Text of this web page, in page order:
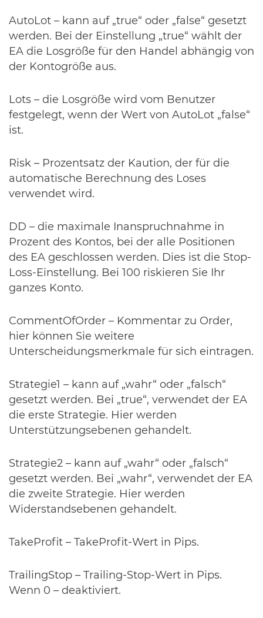
AutoLot – kann auf „true“ oder „false“ gesetzt
werden. Bei der Einstellung „true“ wählt der
EA die Losgröße für den Handel abhängig von
der Kontogröße aus.
Lots – die Losgröße wird vom Benutzer
festgelegt, wenn der Wert von AutoLot „false“
ist.
Risk – Prozentsatz der Kaution, der für die
automatische Berechnung des Loses
verwendet wird.
DD – die maximale Inanspruchnahme in
Prozent des Kontos, bei der alle Positionen
des EA geschlossen werden. Dies ist die Stop-
Loss-Einstellung. Bei 100 riskieren Sie Ihr
ganzes Konto.
CommentOfOrder – Kommentar zu Order,
hier können Sie weitere
Unterscheidungsmerkmale für sich eintragen.
Strategie1 – kann auf „wahr“ oder „falsch“
gesetzt werden. Bei „true“, verwendet der EA
die erste Strategie. Hier werden
Unterstützungsebenen gehandelt.
Strategie2 – kann auf „wahr“ oder „falsch“
gesetzt werden. Bei „wahr“, verwendet der EA
die zweite Strategie. Hier werden
Widerstandsebenen gehandelt.
TakeProfit – TakeProfit-Wert in Pips.
TrailingStop – Trailing-Stop-Wert in Pips.
Wenn 0 – deaktiviert.